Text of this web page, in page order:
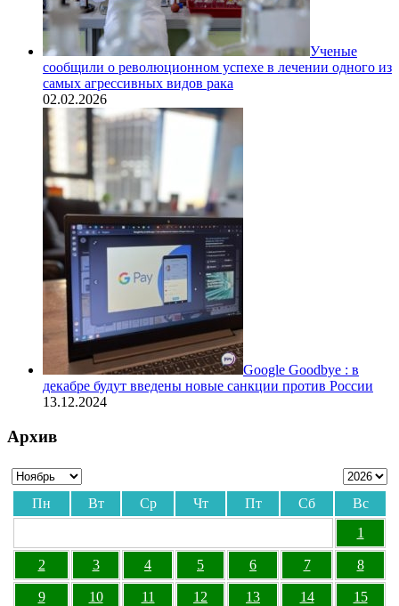
Ученые
сообщили о революционном успехе в лечении одного из
самых агрессивных видов рака
02.02.2026
Google Goodbye : в
декабре будут введены новые санкции против России
13.12.2024
Архив
Пн Вт Ср Чт Пт Сб
Вс
1
2 3 4 5 6 7 8
9 10 11 12 13 14 15